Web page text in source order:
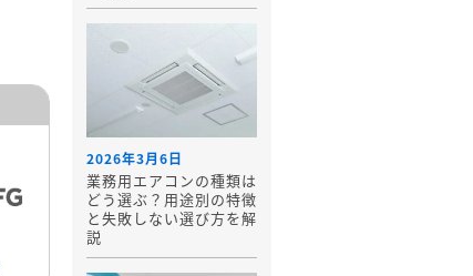
2026年3月6日
業務用エアコンの種類は
どう選ぶ？用途別の特徴
と失敗しない選び方を解
説